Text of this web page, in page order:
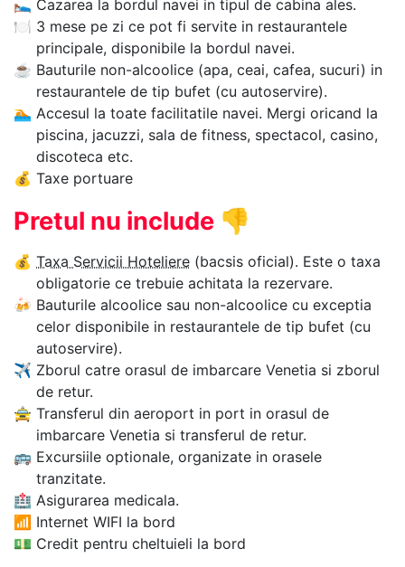
🛌 Cazarea la bordul navei in tipul de cabina ales.
🍽 3 mese pe zi ce pot fi servite in restaurantele
principale, disponibile la bordul navei.
☕ Bauturile non-alcoolice (apa, ceai, cafea, sucuri) in
restaurantele de tip bufet (cu autoservire).
🏊‍ Accesul la toate facilitatile navei. Mergi oricand la
piscina, jacuzzi, sala de fitness, spectacol, casino,
discoteca etc.
💰 Taxe portuare
Pretul nu include 👎
💰 Taxa Servicii Hoteliere (bacsis oficial). Este o taxa
obligatorie ce trebuie achitata la rezervare.
🍻 Bauturile alcoolice sau non-alcoolice cu exceptia
celor disponibile in restaurantele de tip bufet (cu
autoservire).
✈ Zborul catre orasul de imbarcare Venetia si zborul
de retur.
🚖 Transferul din aeroport in port in orasul de
imbarcare Venetia si transferul de retur.
🚌 Excursiile optionale, organizate in orasele
tranzitate.
🏥 Asigurarea medicala.
📶 Internet WIFI la bord
💵 Credit pentru cheltuieli la bord